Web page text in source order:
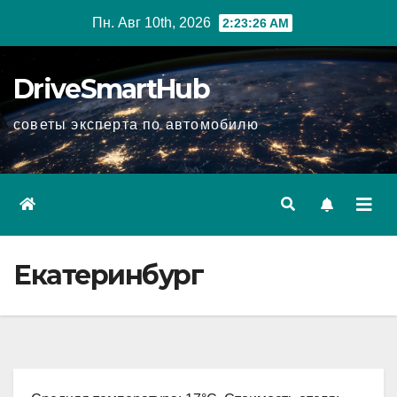
Пн. Авг 10th, 2026 2:23:27 AM
DriveSmartHub
советы эксперта по автомобилю
Екатеринбург